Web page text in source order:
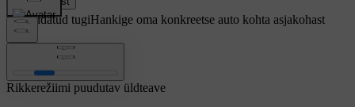
Kohandatud tugiHankige oma konkreetse auto kohta asjakohast
teavet.
Logi sisse
Rikkerežiimi puudutav üldteave